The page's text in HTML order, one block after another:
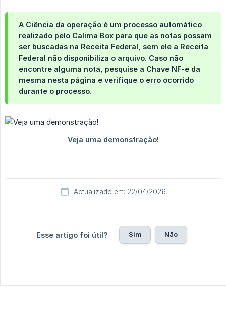
A Ciência da operação é um processo automático
realizado pelo Calima Box para que as notas possam
ser buscadas na Receita Federal, sem ele a Receita
Federal não disponibiliza o arquivo. Caso não
encontre alguma nota, pesquise a Chave NF-e da
mesma nesta página e verifique o erro ocorrido
durante o processo.
Actualizado em: 22/04/2026
Esse artigo foi útil? Sim Não